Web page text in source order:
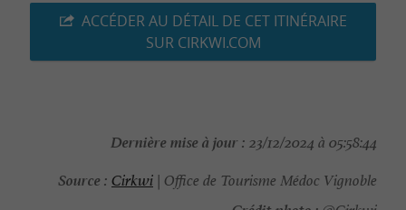
ACCÉDER AU DÉTAIL DE CET ITINÉRAIRE
SUR CIRKWI.COM
Dernière mise à jour : 23/12/2024 à 05:58:44
Source : Cirkwi | Office de Tourisme Médoc Vignoble